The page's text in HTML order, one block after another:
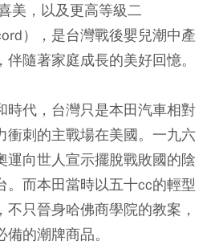
，以及更高等級二
），是台灣戰後嬰兒潮中產
隨著家庭成長的美好回憶。
時代，台灣只是本田汽車相對
衝刺的主戰場在美國。一九六
運向世人宣示擺脫戰敗國的陰
。而本田當時以五十cc的輕型
只晉身哈佛商學院的教案，
的潮牌商品。